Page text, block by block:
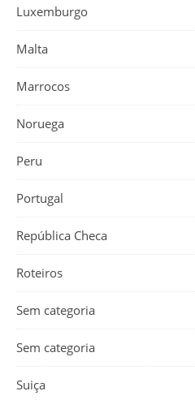
Luxemburgo
Malta
Marrocos
Noruega
Peru
Portugal
República Checa
Roteiros
Sem categoria
Sem categoria
Suiça